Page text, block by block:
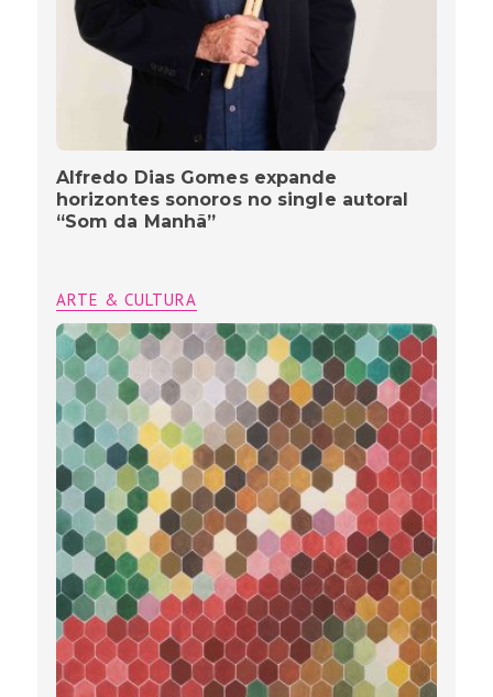
Alfredo Dias Gomes expande
horizontes sonoros no single autoral
“Som da Manhã”
ARTE & CULTURA